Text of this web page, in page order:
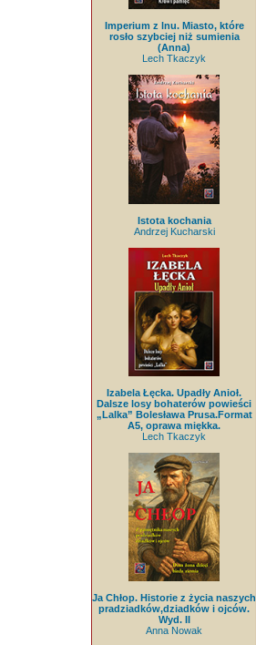
Imperium z lnu. Miasto, które
rosło szybciej niż sumienia
(Anna)
Lech Tkaczyk
Istota kochania
Andrzej Kucharski
Izabela Łęcka. Upadły Anioł.
Dalsze losy bohaterów powieści
„Lalka” Bolesława Prusa.Format
A5, oprawa miękka.
Lech Tkaczyk
Ja Chłop. Historie z życia naszych
pradziadków,dziadków i ojców.
Wyd. II
Anna Nowak